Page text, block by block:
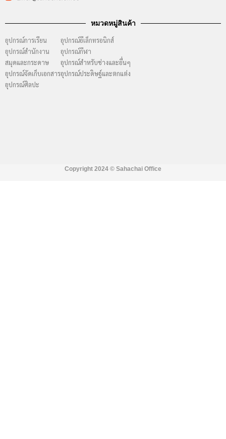
หมวดหมู่สินค้า
อุปกรณ์การเรียน
อุปกรณ์สำนักงาน
สมุดและกระดาษ
อุปกรณ์จัดเก็บเอกสาร
อุปกรณ์ศิลปะ
อุปกรณ์อีเล็กทรอนิกส์
อุปกรณ์กีฬา
อุปกรณ์สำหรับช่างและอื่นๆ
อุปกรณ์ประดิษฐ์และตกแต่ง
Copyright 2024 © Sahachai Office